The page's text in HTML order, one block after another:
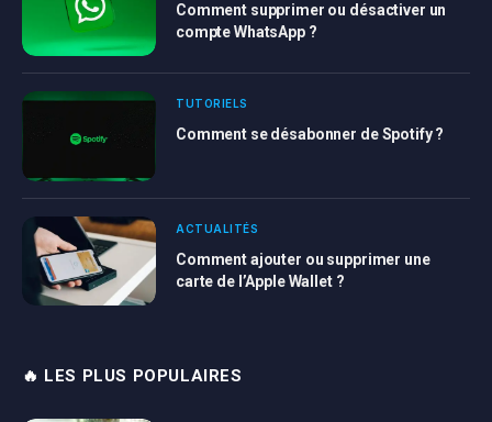
Comment supprimer ou désactiver un
compte WhatsApp ?
TUTORIELS
Comment se désabonner de Spotify ?
ACTUALITÉS
Comment ajouter ou supprimer une
carte de l’Apple Wallet ?
🔥 LES PLUS POPULAIRES